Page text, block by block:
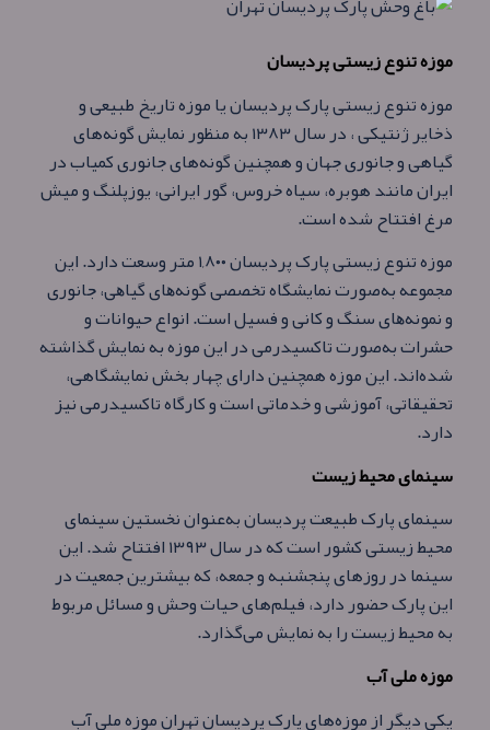
موزه تنوع زیستی پردیسان
موزه تنوع زیستی پارک پردیسان یا موزه تاریخ طبیعی و
ذخایر ژنتیكی ، در سال ۱۳۸۳ به‌ منظور نمایش گونه‌های
گیاهی و جانوری جهان و همچنین گونه‌های جانوری کمیاب در
ایران مانند هوبره، سیاه خروس، گور ایرانی، یوزپلنگ و میش
مرغ افتتاح شده است.
موزه تنوع زیستی پارک پردیسان ۱,۸۰۰ متر وسعت دارد. اﯾﻦ
ﻣﺠﻤﻮﻋﻪ به‌صورت ﻧﻤﺎﯾﺸﮕﺎه ﺗﺨﺼﺼﯽ ﮔﻮﻧﻪﻫﺎی ﮔﯿﺎﻫﯽ، ﺟﺎﻧﻮری
و ﻧﻤﻮﻧﻪﻫﺎی ﺳﻨﮓ و ﮐﺎﻧﯽ و ﻓﺴﯿﻞ است. انواع حیوانات و
حشرات به‌صورت تاکسیدرمی در این موزه به نمایش گذاشته
شده‌اند. این موزه همچنین دارای چهار بخش نمایشگاهی،
تحقیقاتی، آموزشی و خدماتی است و کارگاه تاکسیدرمی نیز
دارد.
سینمای محیط زیست
سینمای پارک طبیعت پردیسان به‌عنوان نخستین سینمای
محیط زیستی کشور است که در سال ۱۳۹۳ افتتاح شد. این
سینما در روزهای پنجشنبه و جمعه، كه بیشترین جمعیت در
این پارک حضور دارد، فیلم‌های حیات وحش و مسائل مربوط
به محیط زیست را به نمایش می‌گذارد.
موزه ملی آب
یکی دیگر از موزه‌های پارک پردیسان تهران موزه ملی آب